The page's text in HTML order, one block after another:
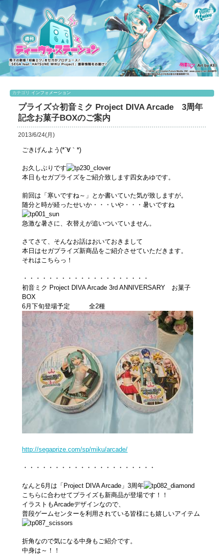
カテゴリ インフォメーション
プライズ☆初音ミク Project DIVA Arcade 3周年
記念お菓子BOXのご案内
2013/6/24(月)
ごきげんよう(*´∀｀*)
お久しぶりです
本日もセガプライズをご紹介致します四女あゆです。
前回は「寒いですね～」とか書いていた気が致しますが。
随分と時が経ったせいか・・・いや・・・暑いですね
急激な暑さに、衣替えが追いついていません。
さてさて、そんなお話はおいておきまして
本日はセガプライズ新商品をご紹介させていただきます。
それはこちらっ！
・・・・・・・・・・・・・・・・・・・・
初音ミク Project DIVA Arcade 3rd ANNIVERSARY お菓子
BOX
6月下旬登場予定 全2種
http://segaprize.com/sp/miku/arcade/
・・・・・・・・・・・・・・・・・・・・・
なんと6月は「Project DIVA Arcade」3周年
こちらに合わせてプライズも新商品が登場です！！
イラストもArcadeデザインなので、
普段ゲームセンターを利用されている皆様にも嬉しいアイテム
折角なので気になる中身もご紹介です。
中身は～！！